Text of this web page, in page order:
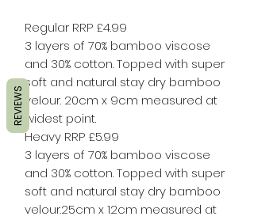
Regular RRP £4.99
3 layers of 70% bamboo viscose
and 30% cotton. Topped with super
soft and natural stay dry bamboo
velour. 20cm x 9cm measured at
widest point.
Heavy RRP £5.99
3 layers of 70% bamboo viscose
and 30% cotton. Topped with super
soft and natural stay dry bamboo
velour.25cm x 12cm measured at
REVIEWS